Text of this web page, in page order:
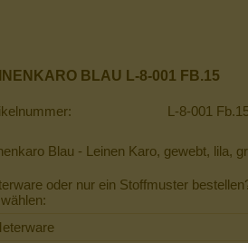
BLAU L-8-001 FB.15
L-8-001
Blau - Leinen Karo, gewebt, lila,
oder nur ein Stoffmuster